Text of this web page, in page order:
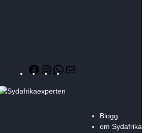
F
c
I
s
W
a
Blogg
om Sydafrika